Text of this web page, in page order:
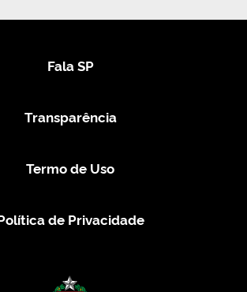
Fala SP
Transparência
Termo de Uso
de Privacidade